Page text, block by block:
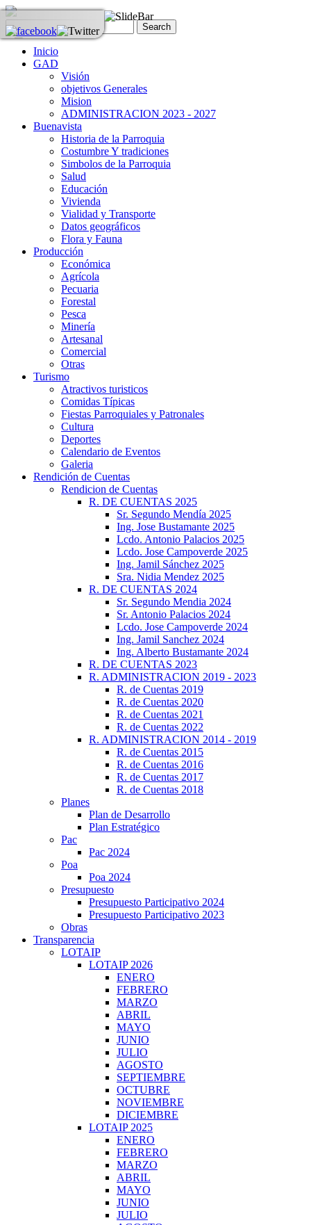
Inicio
GAD
Visión
objetivos Generales
Mision
ADMINISTRACION 2023 - 2027
Buenavista
Historia de la Parroquia
Costumbre Y tradiciones
Simbolos de la Parroquia
Salud
Educación
Vivienda
Vialidad y Transporte
Datos geográficos
Flora y Fauna
Producción
Económica
Agrícola
Pecuaria
Forestal
Pesca
Minería
Artesanal
Comercial
Otras
Turismo
Atractivos turisticos
Comidas Típicas
Fiestas Parroquiales y Patronales
Cultura
Deportes
Calendario de Eventos
Galeria
Rendición de Cuentas
Rendicion de Cuentas
R. DE CUENTAS 2025
Sr. Segundo Mendía 2025
Ing. Jose Bustamante 2025
Lcdo. Antonio Palacios 2025
Lcdo. Jose Campoverde 2025
Ing. Jamil Sánchez 2025
Sra. Nidia Mendez 2025
R. DE CUENTAS 2024
Sr. Segundo Mendia 2024
Sr. Antonio Palacios 2024
Lcdo. Jose Campoverde 2024
Ing. Jamil Sanchez 2024
Ing. Alberto Bustamante 2024
R. DE CUENTAS 2023
R. ADMINISTRACION 2019 - 2023
R. de Cuentas 2019
R. de Cuentas 2020
R. de Cuentas 2021
R. de Cuentas 2022
R. ADMINISTRACION 2014 - 2019
R. de Cuentas 2015
R. de Cuentas 2016
R. de Cuentas 2017
R. de Cuentas 2018
Planes
Plan de Desarrollo
Plan Estratégico
Pac
Pac 2024
Poa
Poa 2024
Presupuesto
Presupuesto Participativo 2024
Presupuesto Participativo 2023
Obras
Transparencia
LOTAIP
LOTAIP 2026
ENERO
FEBRERO
MARZO
ABRIL
MAYO
JUNIO
JULIO
AGOSTO
SEPTIEMBRE
OCTUBRE
NOVIEMBRE
DICIEMBRE
LOTAIP 2025
ENERO
FEBRERO
MARZO
ABRIL
MAYO
JUNIO
JULIO